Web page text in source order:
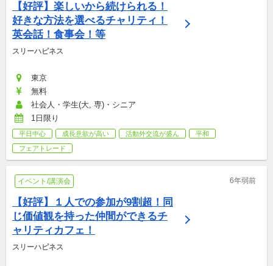
【好評】楽しいから続けられる！
好きな方法を選べるチャリティ！
英会話！食事会！等
スリーハピネス
東京
無料
社会人・学生(大, 専)・シニア
1日限り
平日中心 成長意欲が高い 活動外交流が盛ん
平和
フェアトレード
イベント/講演会 6年弱前
【好評】１人での参加が9割超！同
じ価値観を持った仲間ができるチ
ャリティカフェ！
スリーハピネス